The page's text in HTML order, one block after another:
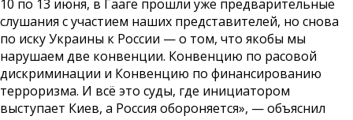
10 по 13 июня, в Гааге прошли уже предварительные
слушания с участием наших представителей, но снова
по иску Украины к России — о том, что якобы мы
нарушаем две конвенции. Конвенцию по расовой
дискриминации и Конвенцию по финансированию
терроризма. И всё это суды, где инициатором
выступает Киев, а Россия обороняется», — объяснил